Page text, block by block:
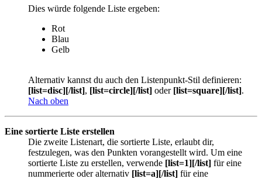
Dies würde folgende Liste ergeben:
Rot
Blau
Gelb
Alternativ kannst du auch den Listenpunkt-Stil definieren:
[list=disc][/list], [list=circle][/list] oder [list=square][/list].
Nach oben
Eine sortierte Liste erstellen
Die zweite Listenart, die sortierte Liste, erlaubt dir,
festzulegen, was den Punkten vorangestellt wird. Um eine
sortierte Liste zu erstellen, verwende [list=1][/list] für eine
nummerierte oder alternativ [list=a][/list] für eine